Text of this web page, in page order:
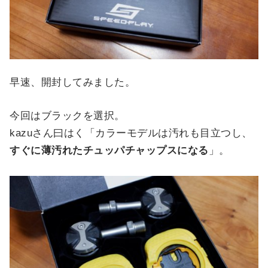
早速、開封してみました。
今回はブラックを選択。
kazuさん曰はく「カラーモデルは汚れも目立つし、
すぐに薄汚れたチュッパチャップスになる 」。